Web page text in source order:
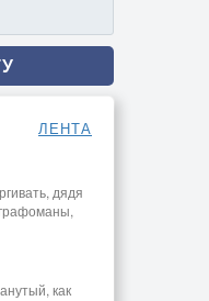
ЛЕНТА
дядя
как